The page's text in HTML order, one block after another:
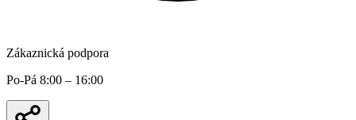
Zákaznická podpora
Po-Pá 8:00 – 16:00